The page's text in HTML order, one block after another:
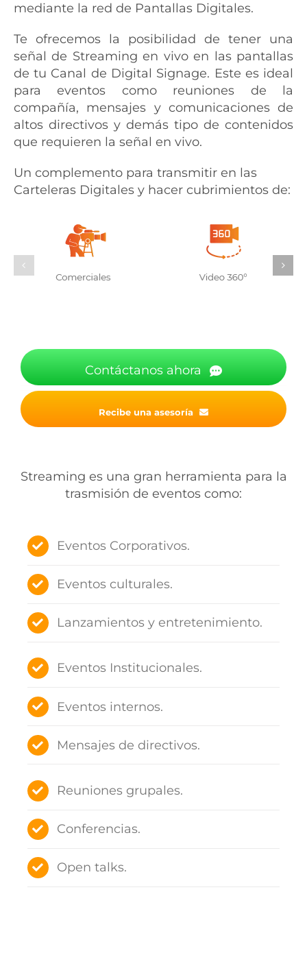
mediante la red de Pantallas Digitales.
Te ofrecemos la posibilidad de tener una
señal de Streaming en vivo en las pantallas
de tu Canal de Digital Signage. Este es ideal
para eventos como reuniones de la
compañía, mensajes y comunicaciones de
altos directivos y demás tipo de contenidos
que requieren la señal en vivo.
Un complemento para transmitir en las
Carteleras Digitales y hacer cubrimientos de:
Contáctanos ahora
Recibe una asesoría
Streaming es una gran herramienta para la
trasmisión de eventos como:
Eventos Corporativos.
Eventos culturales.
Lanzamientos y entretenimiento.
Eventos Institucionales.
Eventos internos.
Mensajes de directivos.
Reuniones grupales.
Conferencias.
Open talks.